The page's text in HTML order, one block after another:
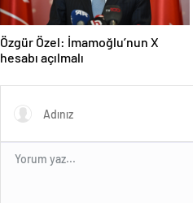
Özgür Özel: İmamoğlu’nun X
hesabı açılmalı